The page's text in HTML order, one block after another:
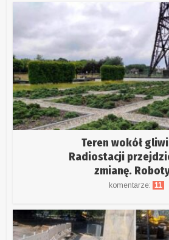
Teren wokół
Radiostacji
zmianę.
komentarze: 11